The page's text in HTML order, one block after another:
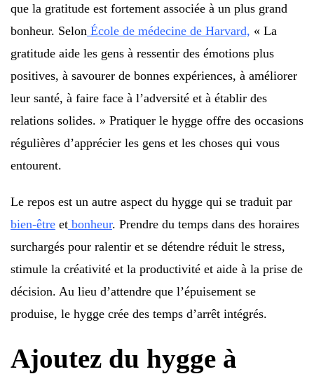
que la gratitude est fortement associée à un plus grand
bonheur. Selon École de médecine de Harvard, « La
gratitude aide les gens à ressentir des émotions plus
positives, à savourer de bonnes expériences, à améliorer
leur santé, à faire face à l’adversité et à établir des
relations solides. » Pratiquer le hygge offre des occasions
régulières d’apprécier les gens et les choses qui vous
entourent.
Le repos est un autre aspect du hygge qui se traduit par
bien-être et bonheur. Prendre du temps dans des horaires
surchargés pour ralentir et se détendre réduit le stress,
stimule la créativité et la productivité et aide à la prise de
décision. Au lieu d’attendre que l’épuisement se
produise, le hygge crée des temps d’arrêt intégrés.
Ajoutez du hygge à